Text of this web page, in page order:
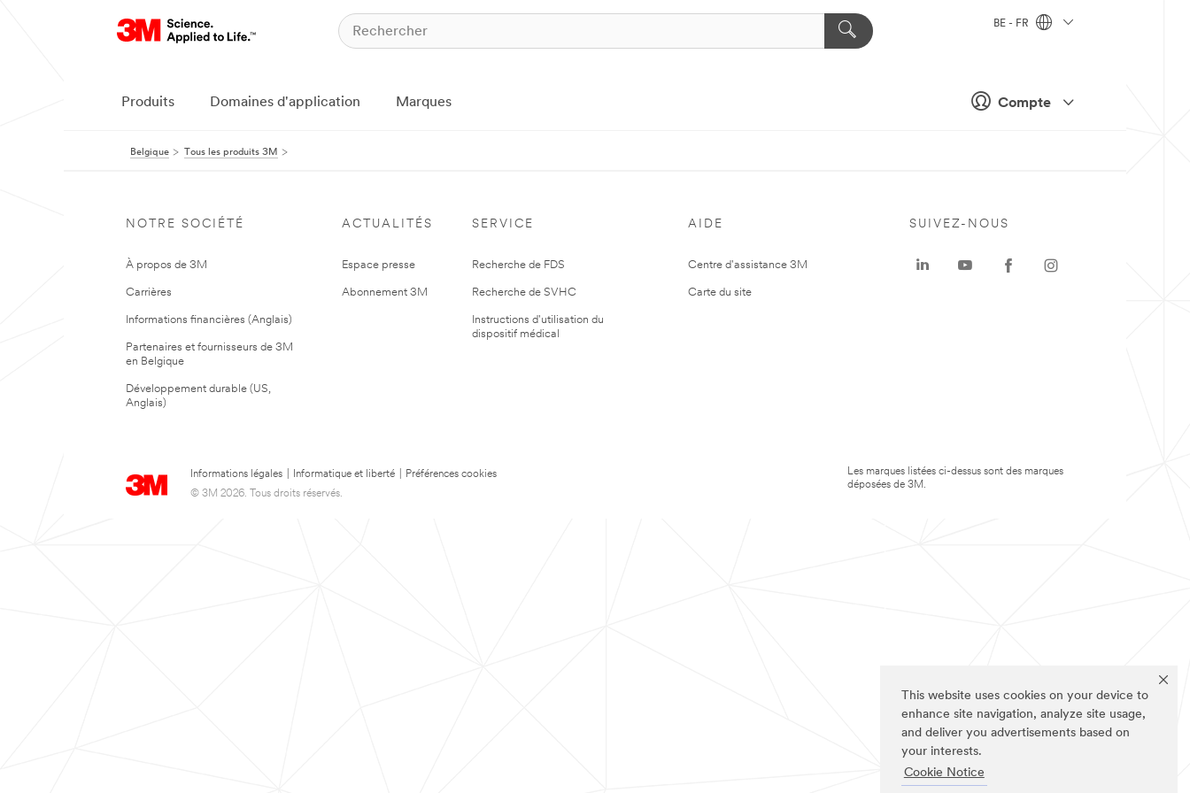
This website uses cookies on your device to
enhance site navigation, analyze site usage,
and deliver you advertisements based on
your interests.
Cookie Notice
Compte
BE - FR
Produits Domaines d'application Marques
Belgique Tous les produits 3M
NOTRE SOCIÉTÉ
À propos de 3M
Carrières
Informations financières (Anglais)
Partenaires et fournisseurs de 3M
en Belgique
Développement durable (US,
Anglais)
ACTUALITÉS
Espace presse
Abonnement 3M
SERVICE
Recherche de FDS
Recherche de SVHC
Instructions d'utilisation du
dispositif médical
AIDE
Centre d'assistance 3M
Carte du site
Informations légales Informatique et liberté
Préférences cookies
© 3M 2026. Tous droits réservés.
SUIVEZ-NOUS
Les marques listées ci-dessus sont des marques
déposées de 3M.